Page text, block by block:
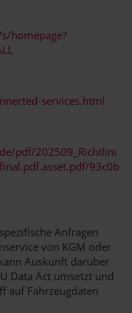
homepage?
services.html
pdf/202509_Richtlini
93c0b
Anfragen
von KGM oder
Auskunft darüber
Data Act umsetzt und
auf Fahrzeugdaten